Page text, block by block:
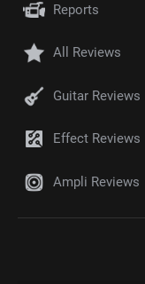
Reports
All Reviews
Guitar Reviews
Effect Reviews
Ampli Reviews